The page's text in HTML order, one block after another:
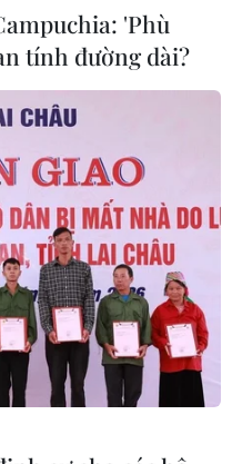
thận
Đông
tiếp,
giảm,
'Phù
tính đường dài?